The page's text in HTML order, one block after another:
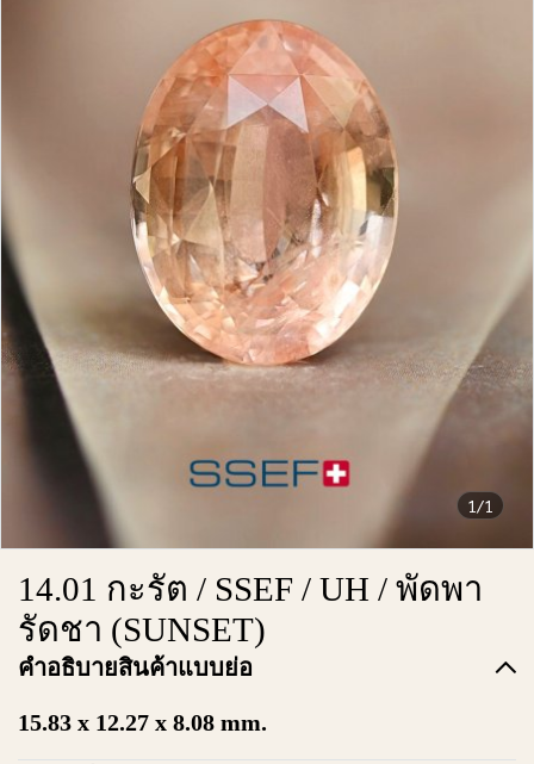
1/1
14.01 กะรัต / SSEF / UH / พัดพา
รัดชา (SUNSET)
คำอธิบายสินค้าแบบย่อ
15.83 x 12.27 x 8.08 mm.